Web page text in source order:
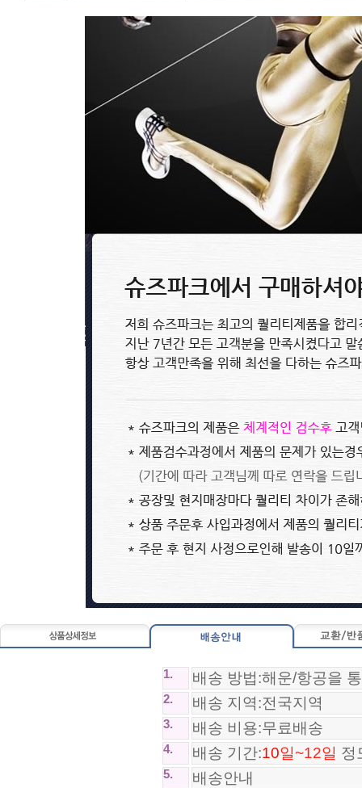
에르메스 Hermès 벨트 2505..
루이비통 Louis Vuitton 벨트 24..
96,800원
0~0원
0~0원
1. 배송 방법:해운/항공을
2. 배송 지역:전국지역
3. 배송 비용:무료배송
4. 배송 기간:10일~12일 정
5. 배송안내